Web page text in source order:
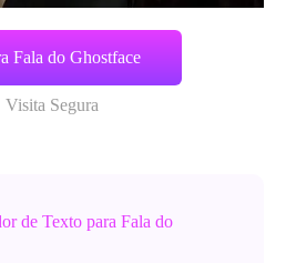
Fala do Ghostface
Visita Segura
de Texto para Fala do